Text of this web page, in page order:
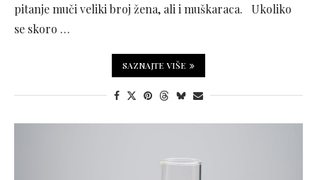
pitanje muči veliki broj žena, ali i muškaraca. Ukoliko
se skoro …
SAZNAJTE VIŠE